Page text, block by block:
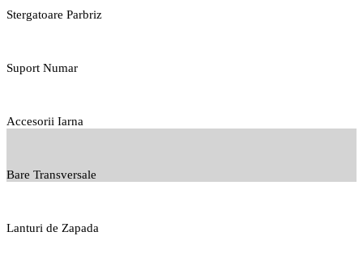
Stergatoare Parbriz
Suport Numar
Accesorii Iarna
Bare Transversale
Lanturi de Zapada